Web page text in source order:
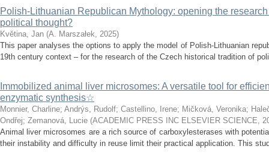
Polish-Lithuanian Republican Mythology: opening the
political thought?
Květina, Jan (A. Marszałek, 2025)
This paper analyses the options to apply the model of Polish-Lithuanian
19th century context – for the research of the Czech historical tradition of
Immobilized animal liver microsomes: A versatile tool for
enzymatic synthesis☆
Monnier, Charline; Andrýs, Rudolf; Castellino, Irene; Mičková, Veronika;
Ondřej; Zemanová, Lucie (ACADEMIC PRESS INC ELSEVIER SCIENCE,
Animal liver microsomes are a rich source of carboxylesterases with
their instability and difficulty in reuse limit their practical application. This